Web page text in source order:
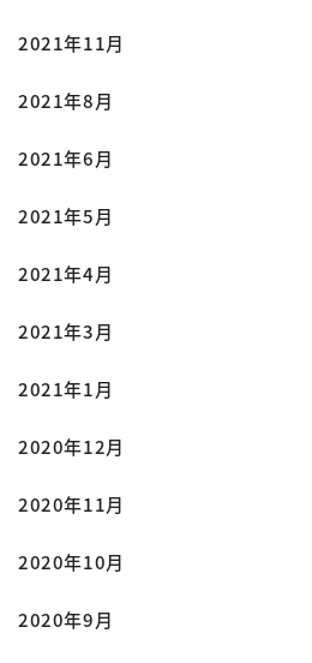
2021年11月
2021年8月
2021年6月
2021年5月
2021年4月
2021年3月
2021年1月
2020年12月
2020年11月
2020年10月
2020年9月